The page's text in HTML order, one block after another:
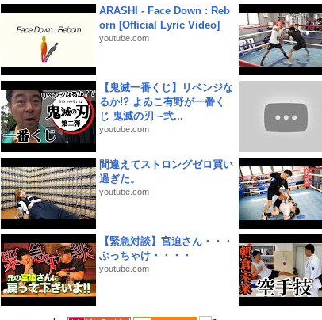
ARASHI - Face Down : Reb
orn [Official Lyric Video]
youtube.com
【鬼滅一番くじ】リベンジな
るか!? よゐこ有野が一番く
じ 鬼滅の刃 ~弐...
youtube.com
間違えてストロングゼロ買い
過ぎた。
youtube.com
【緊急対談】宮迫さん・・・
ぶっちゃけ・・・・
youtube.com